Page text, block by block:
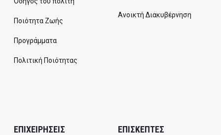
Ποιότητα Ζωής
Προγράμματα
Πολιτική Ποιότητας
Ανοικτή Διακυβέρνηση
ΕΠΙΧΕΙΡΗΣΕΙΣ ΕΠΙΣΚΕΠΤΕΣ